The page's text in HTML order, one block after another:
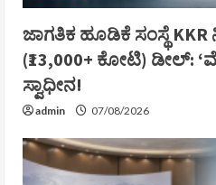
ಜಾಗತಿಕ ಹೂಡಿಕೆ ಸಂಸ್ಥೆ
(₹13,000+ ಕೋಟಿ) ಡೀಲ್:
ಸ್ವಾಧೀನ!
admin 07/08/2026